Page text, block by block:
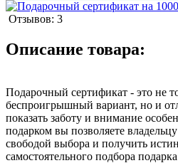
Отзывов: 3
Описание товара:
Подарочный сертификат - это не
беспроигрышный вариант, но и
показать заботу и внимание
подарком вы позволяете
свободой выбора и получить
самостоятельного подбора